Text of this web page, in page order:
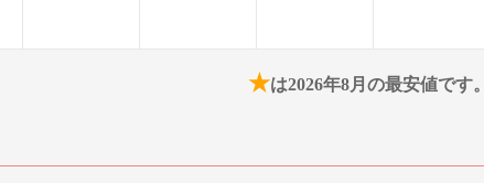
★は2026年8月の最安値です。